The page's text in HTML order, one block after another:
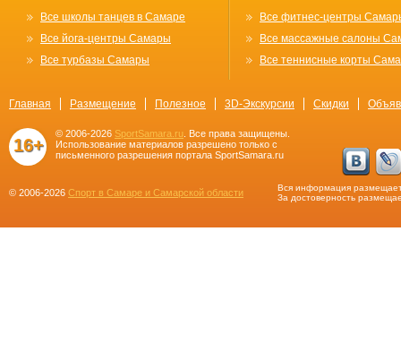
Все школы танцев в Самаре
Все йога-центры Самары
Все турбазы Самары
Все фитнес-центры
Все массажные салоны
Все теннисные корты
Главная Размещение Полезное 3D-Экскурсии Скидки
16+
© 2006-2026 SportSamara.ru . Все права защищены.
Использование материалов разрешено только с
письменного разрешения портала SportSamara.ru
© 2006-2026 Спорт в Самаре и Самарской области
Вся информация
За достоверность